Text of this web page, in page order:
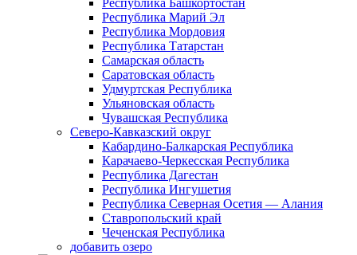
Республика Башкортостан
Республика Марий Эл
Республика Мордовия
Республика Татарстан
Самарская область
Саратовская область
Удмуртская Республика
Ульяновская область
Чувашская Республика
Северо-Кавказский округ
Кабардино-Балкарская Республика
Карачаево-Черкесская Республика
Республика Дагестан
Республика Ингушетия
Республика Северная Осетия — Алания
Ставропольский край
Чеченская Республика
добавить озеро